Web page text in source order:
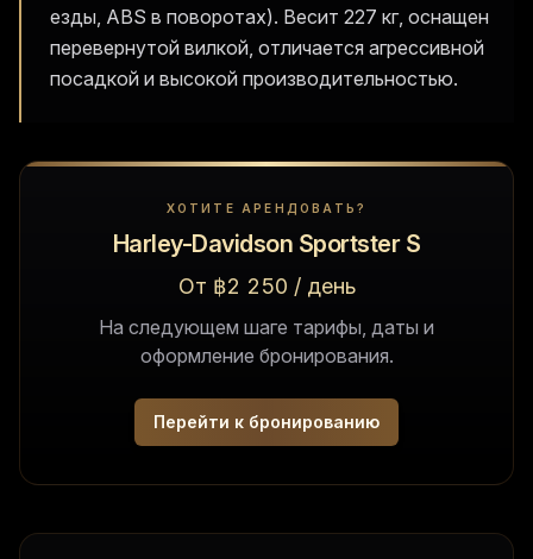
езды, ABS в поворотах). Весит 227 кг, оснащен
перевернутой вилкой, отличается агрессивной
посадкой и высокой производительностью.
ХОТИТЕ АРЕНДОВАТЬ?
Harley-Davidson Sportster S
От ฿2 250 / день
На следующем шаге тарифы, даты и
оформление бронирования.
Перейти к бронированию